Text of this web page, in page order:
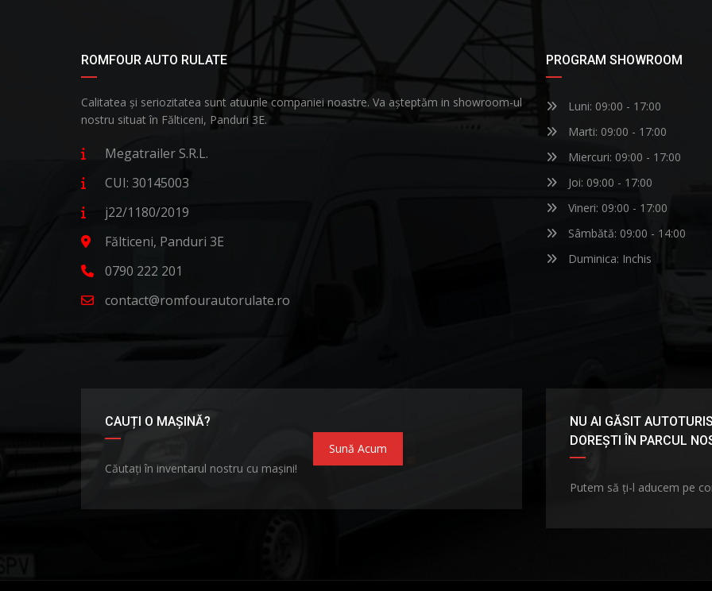
ROMFOUR AUTO RULATE
Calitatea și seriozitatea sunt atuurile companiei noastre. Va așteptăm in showroom-ul
nostru situat în Fălticeni, Panduri 3E.
Megatrailer S.R.L.
CUI: 30145003
j22/1180/2019
Fălticeni, Panduri 3E
0790 222 201
contact@romfourautorulate.ro
PROGRAM SHOWROOM
Luni: 09:00 - 17:00
Marti: 09:00 - 17:00
Miercuri: 09:00 - 17:00
Joi: 09:00 - 17:00
Vineri: 09:00 - 17:00
Sâmbătă: 09:00 - 14:00
Duminica: Inchis
CAUȚI O MAȘINĂ?
Căutați în inventarul nostru cu mașini!
Sună Acum
NU AI GĂSIT
DOREȘTI ÎN PARCUL
Putem să ți-l aducem pe